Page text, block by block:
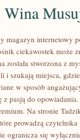
Wina
magazyn internetowy
ciekawostek może
została stworzona z
i szukają miejsca,
w sposób
z pasją do
Na stronie
prowadzą czytelnika
ogranicza się